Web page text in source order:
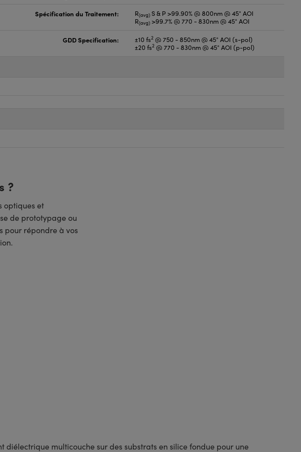
Spécification du Traitement: R(avg) S & P >99.90% @ 800nm @ 45° AOI
R(avg) >99.7% @ 770 - 830nm @ 45° AOI
GDD Specification: ±10 fs2 @ 750 - 850nm @ 45° AOI (s-pol)
±20 fs2 @ 770 - 830nm @ 45° AOI (p-pol)
?
optiques et
de prototypage ou
pour répondre à vos
diélectrique multicouche sur des substrats en silice fondue pour une